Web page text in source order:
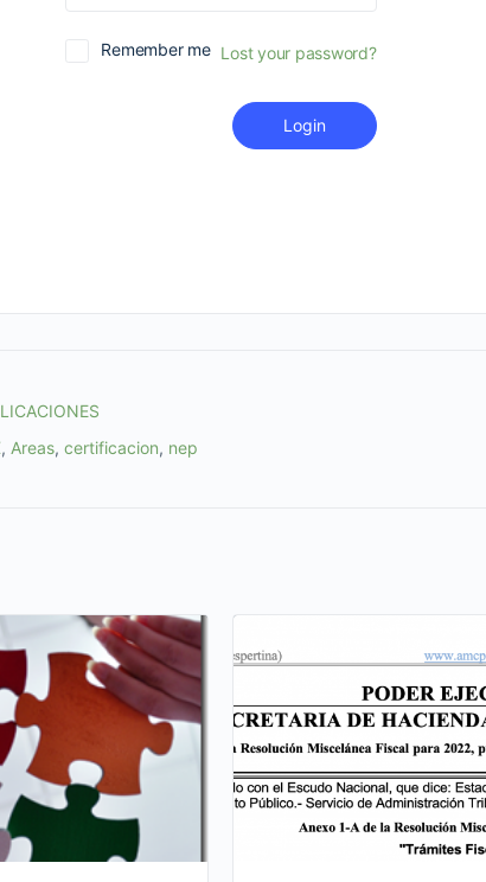
Remember me Lost your password?
Login
, Areas, certificacion, nep